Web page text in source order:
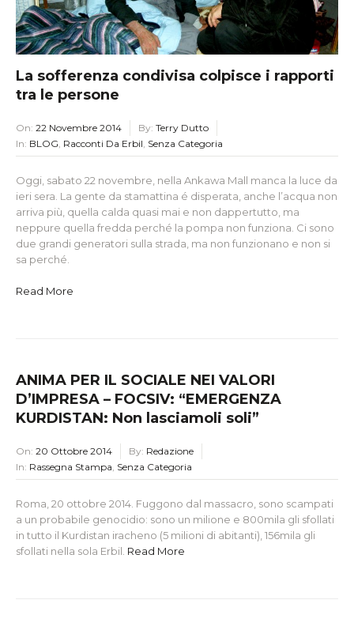
La sofferenza condivisa colpisce i rapporti
tra le persone
On: 22 Novembre 2014 By: Terry Dutto
In: BLOG Racconti Da Erbil Senza Categoria
Oggi, sabato 22 novembre, nella Ankawa Mall manca la luce da
ieri sera. La gente da stamattina é disperata, anche l’acqua non
arriva più, quella calda quasi mai e non dappertutto, ma
neppure quella fredda perché la pompa non funziona. Ci sono
due grandi generatori sulla strada, ma non funzionano e non si
sa perché.
Read More
ANIMA PER IL SOCIALE NEI VALORI
D’IMPRESA – FOCSIV: “EMERGENZA
KURDISTAN: Non lasciamoli soli”
On: 20 Ottobre 2014 By: Redazione
In: Rassegna Stampa Senza Categoria
Roma, 20 ottobre 2014. Fuggono dal massacro, sono scampati
a un probabile genocidio: sono un milione e 800mila gli sfollati
in tutto il Kurdistan iracheno (5 milioni di abitanti), 156mila gli
sfollati nella sola Erbil. Read More